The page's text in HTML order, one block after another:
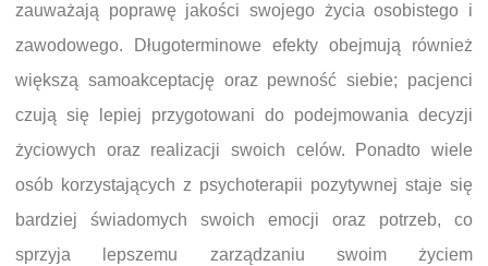
zauważają poprawę jakości swojego życia osobistego i
zawodowego. Długoterminowe efekty obejmują również
większą samoakceptację oraz pewność siebie; pacjenci
czują się lepiej przygotowani do podejmowania decyzji
życiowych oraz realizacji swoich celów. Ponadto wiele
osób korzystających z psychoterapii pozytywnej staje się
bardziej świadomych swoich emocji oraz potrzeb, co
sprzyja lepszemu zarządzaniu swoim życiem